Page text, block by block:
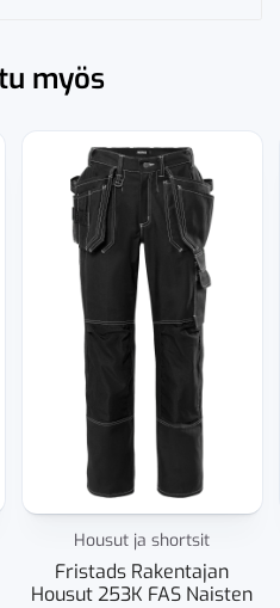
myös
Housut ja shortsit
Fristads Rakentajan
Housut 253K FAS Naisten